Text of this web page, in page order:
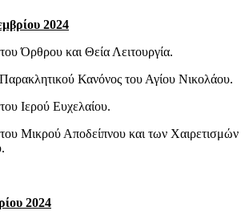
2024
Όρθρου και Θεία Λειτουργία.
Κανόνος του Αγίου Νικολάου.
Ιερού Ευχελαίου.
Μικρού Αποδείπνου και των Χαιρετισμών
2024